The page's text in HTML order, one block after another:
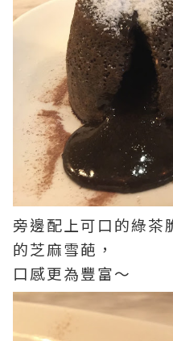
旁邊配上可口的綠茶
的芝麻雪葩，
口感更為豐富～